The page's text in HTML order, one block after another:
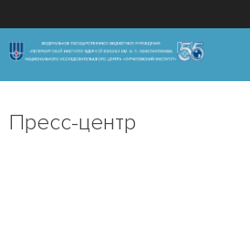
Пресс-центр